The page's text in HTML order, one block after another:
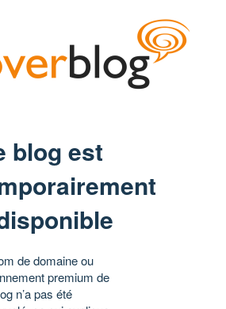
blog est
de domaine ou
premium de
n’a pas été